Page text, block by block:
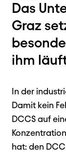
Das
Graz
ihm
In der
Damit kein
DCCS auf
hat: den